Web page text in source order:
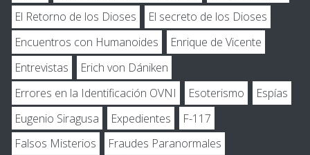
El Retorno de los Dioses
El secreto de los Dioses
Encuentros con Humanoides
Enrique de Vicente
Entrevistas
Erich von Dániken
Errores en la Identificación OVNI
Esoterismo
Espías
Eugenio Siragusa
Expedientes
F-117
Falsos Misterios
Fraudes Paranormales